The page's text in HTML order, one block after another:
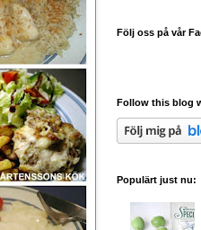
Följ oss på vår
Follow this blog
Populärt just nu: